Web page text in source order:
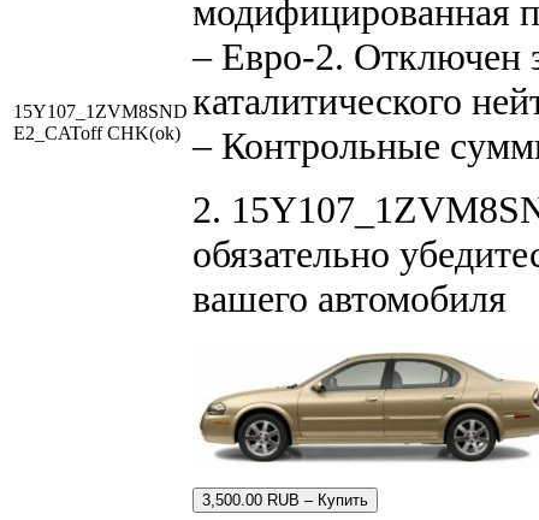
15Y107_1ZVM8SND
E2_CAToff CHK(ok)
модифицированная
– Евро-2. Отключен
каталитического
– Контрольные
2.
обязательно
вашего автомобиля
3,500.00 RUB – Купить